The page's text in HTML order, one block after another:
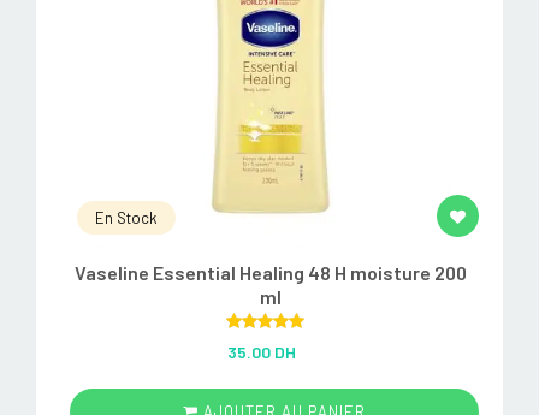
En Stock
Vaseline Essential Healing 48 H moisture 200
ml
out of 5
35.00 DH